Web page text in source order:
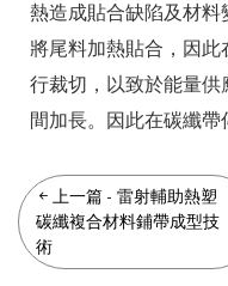
熱造成貼合缺陷及材
將尾料加熱貼合，因
行裁切，以致於能量
間加長。因此在碳纖帶
上一篇 - 雷射輔助熱塑
碳纖複合材料鋪帶成型技
術